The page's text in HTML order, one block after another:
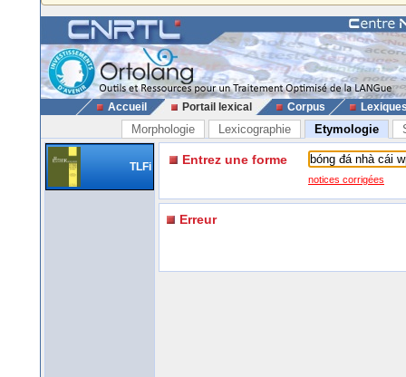
Accueil Portail lexical Corpus
Morphologie Lexicographie Etymologie
TLFi Entrez une forme
notices corrigées
Erreur